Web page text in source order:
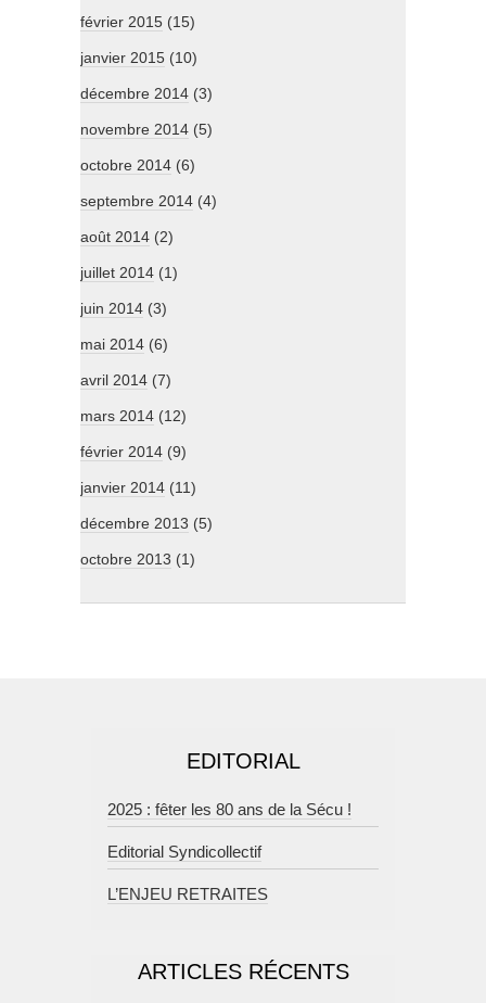
février 2015 (15)
janvier 2015 (10)
décembre 2014 (3)
novembre 2014 (5)
octobre 2014 (6)
septembre 2014 (4)
août 2014 (2)
juillet 2014 (1)
juin 2014 (3)
mai 2014 (6)
avril 2014 (7)
mars 2014 (12)
février 2014 (9)
janvier 2014 (11)
décembre 2013 (5)
octobre 2013 (1)
EDITORIAL
2025 : fêter les 80 ans de la Sécu !
Editorial Syndicollectif
L’ENJEU RETRAITES
ARTICLES RÉCENTS